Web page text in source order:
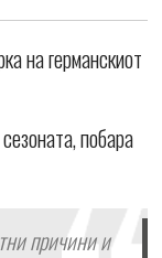
на германскиот
побара
причини и